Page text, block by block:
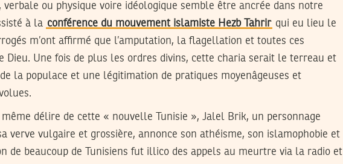
ou physique voire idéologique semble être ancrée dans notre
à la conférence du mouvement islamiste Hezb Tahrir qui eu lieu le
m’ont affirmé que l’amputation, la flagellation et toutes ces
Dieu. Une fois de plus les ordres divins, cette charia serait le terreau et
la populace et une légitimation de pratiques moyenâgeuses et
délire de cette « nouvelle Tunisie », Jalel Brik, un personnage
verve vulgaire et grossière, annonce son athéisme, son islamophobie et
de beaucoup de Tunisiens fut illico des appels au meurtre via la radio et